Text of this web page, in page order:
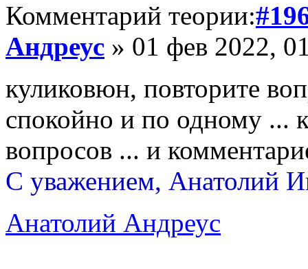
Комментарий теории:
Андреус » 01 фев 2022,
куликовюн, повторите
спокойно и по одному ...
вопросов ... и
С уважением, Анатолий
Анатолий Андреус